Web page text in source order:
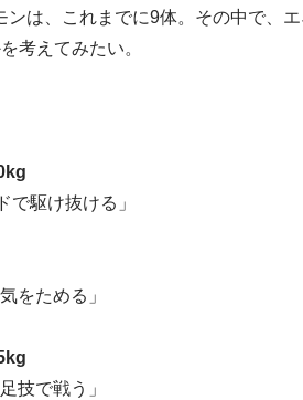
は、これまでに9体。その中で、
考えてみたい。
駆け抜ける」
をためる」
技で戦う」